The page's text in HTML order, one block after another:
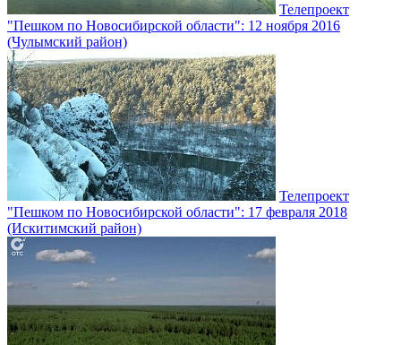
Телепроект
"Пешком по Новосибирской области": 12 ноября 2016
(Чулымский район)
Телепроект
"Пешком по Новосибирской области": 17 февраля 2018
(Искитимский район)